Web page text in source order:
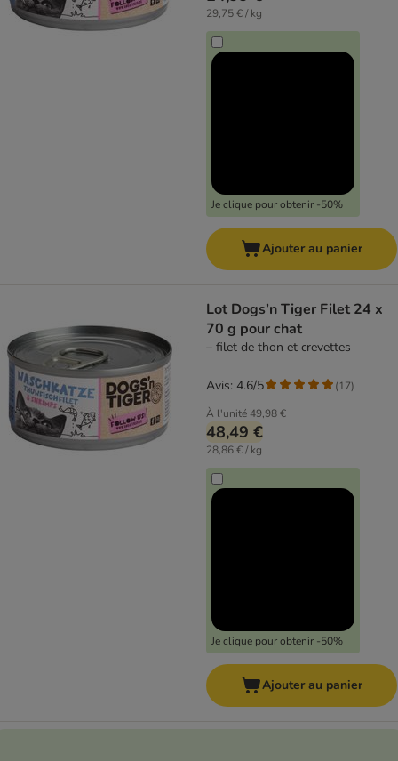
29,75 € / kg
Je clique pour obtenir -50%
Ajouter au panier
Lot Dogs’n Tiger Filet 24 x
70 g pour chat
– filet de thon et crevettes
À l'unité49,98 €
48,49 €
28,86 € / kg
Je clique pour obtenir -50%
Avis: 4.6/5 (17)
Ajouter au panier